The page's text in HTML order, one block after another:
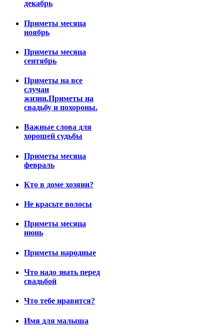
декабрь
Приметы месяца
ноябрь
Приметы месяца
сентябрь
Приметы на все
случаи
жизни.Приметы на
свадьбу и похороны.
Важные слова для
хорошей судьбы
Приметы месяца
февраль
Кто в доме хозяин?
Не красьте волосы
Приметы месяца
июнь
Приметы народные
Что надо знать перед
свадьбой
Что тебе нравится?
Имя для малыша